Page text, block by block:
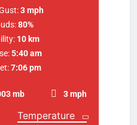
mb 3 mph
3 mph
80%
10 km
5:40 am
7:06 pm